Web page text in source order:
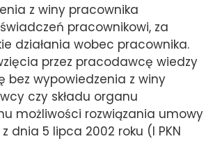
z winy pracownika
pracownikowi, za
działania wobec pracownika.
przez pracodawcę wiedzy
bez wypowiedzenia z winy
czy składu organu
możliwości rozwiązania umowy
dnia 5 lipca 2002 roku (I PKN